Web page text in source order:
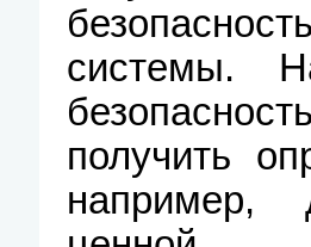
системы.
получить
например,